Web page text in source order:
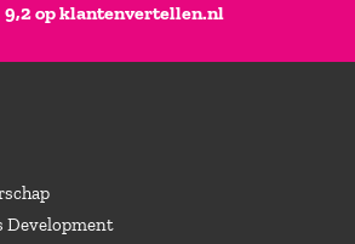
9,2 op klantenvertellen.nl
Development